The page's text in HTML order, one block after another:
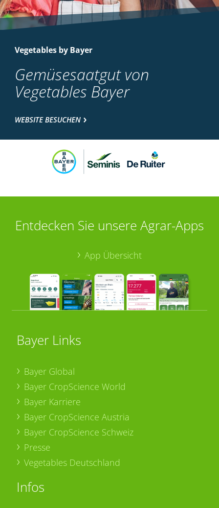
Vegetables by Bayer
Gemüsesaatgut von
Vegetables Bayer
WEBSITE BESUCHEN
Entdecken Sie unsere Agrar-Apps
App Übersicht
Bayer Links
Bayer Global
Bayer CropScience World
Bayer Karriere
Bayer CropScience Austria
Bayer CropScience Schweiz
Presse
Vegetables Deutschland
Infos